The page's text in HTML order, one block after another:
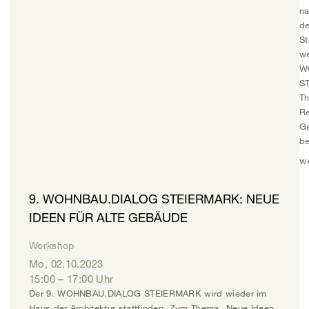
9. WOHNBAU.DIALOG STEIERMARK: NEUE
IDEEN FÜR ALTE GEBÄUDE
Workshop
Mo, 02.10.2023
15:00– 17:00 Uhr
Der 9. WOHNBAU.DIALOG STEIERMARK wird wieder im